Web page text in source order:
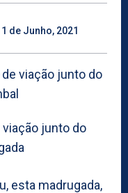
1 de Junho, 2021
junto do
esta madrugada,